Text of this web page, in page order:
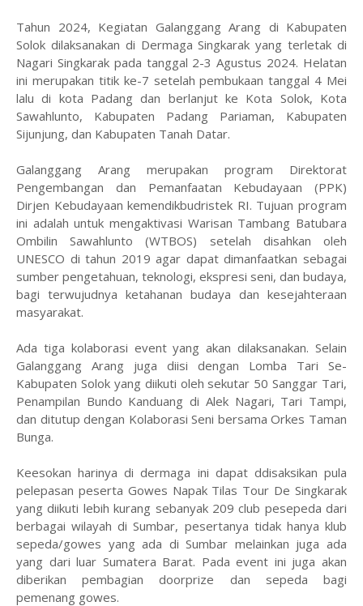
Tahun 2024, Kegiatan Galanggang Arang di Kabupaten
Solok dilaksanakan di Dermaga Singkarak yang terletak di
Nagari Singkarak pada tanggal 2-3 Agustus 2024. Helatan
ini merupakan titik ke-7 setelah pembukaan tanggal 4 Mei
lalu di kota Padang dan berlanjut ke Kota Solok, Kota
Sawahlunto, Kabupaten Padang Pariaman, Kabupaten
Sijunjung, dan Kabupaten Tanah Datar.
Galanggang Arang merupakan program Direktorat
Pengembangan dan Pemanfaatan Kebudayaan (PPK)
Dirjen Kebudayaan kemendikbudristek RI. Tujuan program
ini adalah untuk mengaktivasi Warisan Tambang Batubara
Ombilin Sawahlunto (WTBOS) setelah disahkan oleh
UNESCO di tahun 2019 agar dapat dimanfaatkan sebagai
sumber pengetahuan, teknologi, ekspresi seni, dan budaya,
bagi terwujudnya ketahanan budaya dan kesejahteraan
masyarakat.
Ada tiga kolaborasi event yang akan dilaksanakan. Selain
Galanggang Arang juga diisi dengan Lomba Tari Se-
Kabupaten Solok yang diikuti oleh sekutar 50 Sanggar Tari,
Penampilan Bundo Kanduang di Alek Nagari, Tari Tampi,
dan ditutup dengan Kolaborasi Seni bersama Orkes Taman
Bunga.
Keesokan harinya di dermaga ini dapat ddisaksikan pula
pelepasan peserta Gowes Napak Tilas Tour De Singkarak
yang diikuti lebih kurang sebanyak 209 club pesepeda dari
berbagai wilayah di Sumbar, pesertanya tidak hanya klub
sepeda/gowes yang ada di Sumbar melainkan juga ada
yang dari luar Sumatera Barat. Pada event ini juga akan
diberikan pembagian doorprize dan sepeda bagi
pemenang gowes.